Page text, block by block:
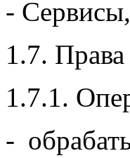
-
1.7.
1.7.1.
-